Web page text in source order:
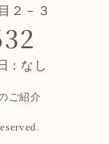
２－３
: なし
ご紹介